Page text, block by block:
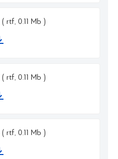
( rtf, 0.11 Mb )
( rtf, 0.11 Mb )
( rtf, 0.11 Mb )